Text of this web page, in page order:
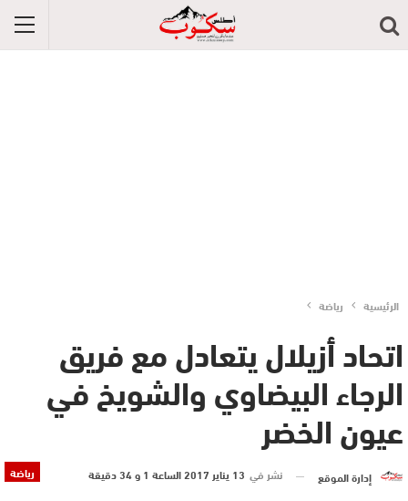
الرئيسية رياضة
اتحاد أزيلال يتعادل مع فريق
الرجاء البيضاوي والشويخ في
عيون الخضر
رياضة إدارة الموقع نشر في 13 يناير 2017 الساعة 1 و 34 دقيقة